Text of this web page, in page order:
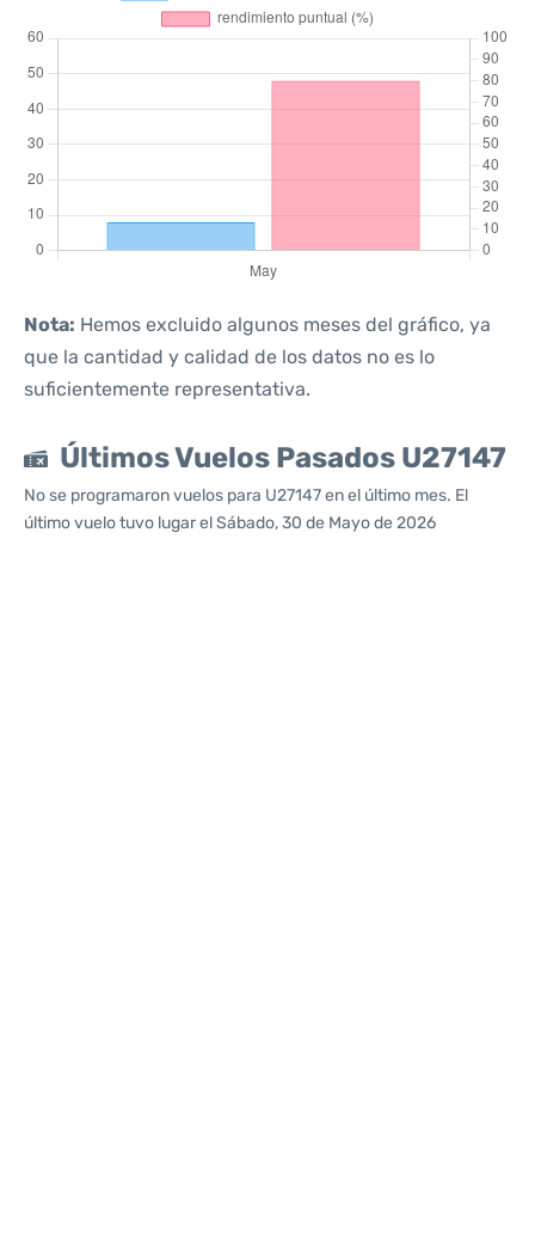
Nota: Hemos excluido algunos meses del gráfico, ya
que la cantidad y calidad de los datos no es lo
suficientemente representativa.
Últimos Vuelos Pasados U27147
No se programaron vuelos para U27147 en el último mes. El
último vuelo tuvo lugar el Sábado, 30 de Mayo de 2026